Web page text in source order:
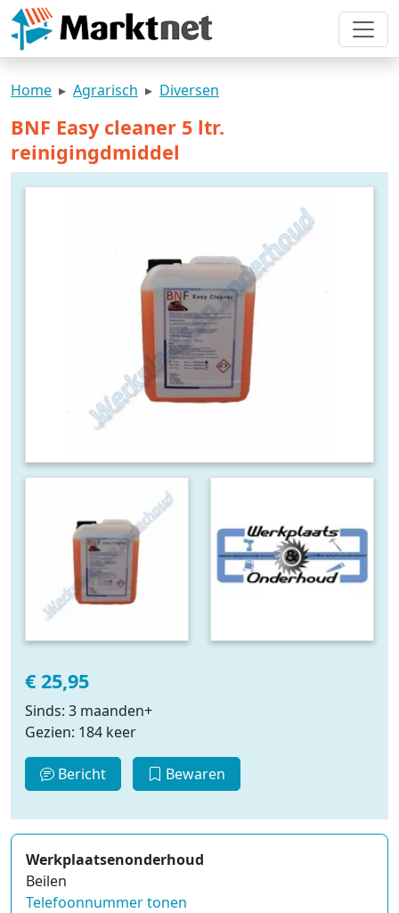
Home Agrarisch Diversen
BNF Easy cleaner 5 ltr.
reinigingdmiddel
€ 25,95
Sinds: 3 maanden+
Gezien: 184 keer
Bericht Bewaren
Werkplaatsenonderhoud
Beilen
Telefoonnummer tonen